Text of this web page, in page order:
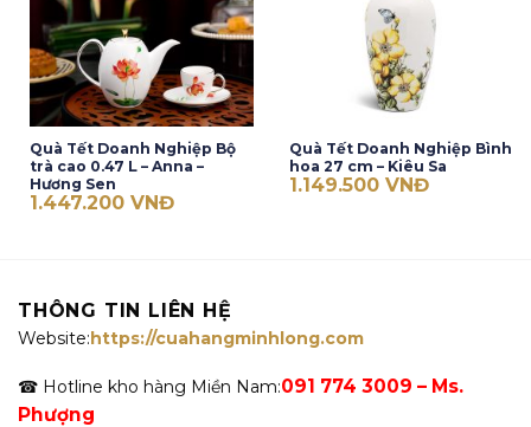
Quà Tết Doanh Nghiệp Bộ
trà cao 0.47 L – Anna –
Hương Sen
1.447.200 VNĐ
Quà Tết Doanh Nghiệp Bình
hoa 27 cm – Kiêu Sa
1.149.500 VNĐ
THÔNG TIN LIÊN HỆ
Website:https://cuahangminhlong.com
☎ Hotline kho hàng Miền Nam:091 774 3009 – Ms.
Phượng